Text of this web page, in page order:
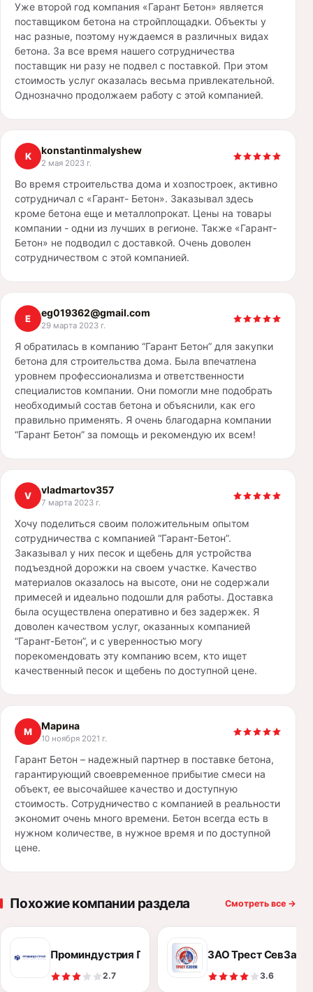
Уже второй год компания «Гарант Бетон» является
поставщиком бетона на стройплощадки. Объекты у
нас разные, поэтому нуждаемся в различных видах
бетона. За все время нашего сотрудничества
поставщик ни разу не подвел с поставкой. При этом
стоимость услуг оказалась весьма привлекательной.
Однозначно продолжаем работу с этой компанией.
K konstantinmalyshew
2 мая 2023 г.
Во время строительства дома и хозпостроек, активно
сотрудничал с «Гарант- Бетон». Заказывал здесь
кроме бетона еще и металлопрокат. Цены на товары
компании - одни из лучших в регионе. Также «Гарант-
Бетон» не подводил с доставкой. Очень доволен
сотрудничеством с этой компанией.
E eg019362@gmail.com
29 марта 2023 г.
Я обратилась в компанию “Гарант Бетон” для закупки
бетона для строительства дома. Была впечатлена
уровнем профессионализма и ответственности
специалистов компании. Они помогли мне подобрать
необходимый состав бетона и объяснили, как его
правильно применять. Я очень благодарна компании
“Гарант Бетон” за помощь и рекомендую их всем!
V vladmartov357
7 марта 2023 г.
Хочу поделиться своим положительным опытом
сотрудничества с компанией “Гарант-Бетон”.
Заказывал у них песок и щебень для устройства
подъездной дорожки на своем участке. Качество
материалов оказалось на высоте, они не содержали
примесей и идеально подошли для работы. Доставка
была осуществлена оперативно и без задержек. Я
доволен качеством услуг, оказанных компанией
“Гарант-Бетон”, и с уверенностью могу
порекомендовать эту компанию всем, кто ищет
качественный песок и щебень по доступной цене.
М Марина
10 ноября 2021 г.
Гарант Бетон – надежный партнер в поставке бетона,
гарантирующий своевременное прибытие смеси на
объект, ее высочайшее качество и доступную
стоимость. Сотрудничество с компанией в реальности
экономит очень много времени. Бетон всегда есть в
нужном количестве, в нужное время и по доступной
цене.
Похожие компании раздела Смотреть все →
Проминдустрия ПГ
2.7
ЗАО Трест
3.6